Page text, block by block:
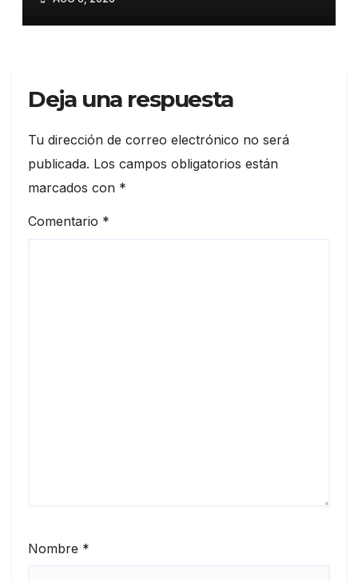
OMS»
Deja una respuesta
Tu dirección de correo electrónico no será
publicada. Los campos obligatorios están
marcados con *
Comentario *
Nombre *